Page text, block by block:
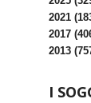
2021
2017
2013
I